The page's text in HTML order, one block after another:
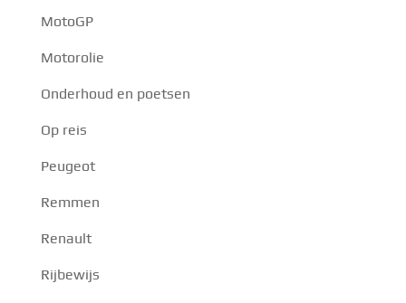
MotoGP
Motorolie
Onderhoud en poetsen
Op reis
Peugeot
Remmen
Renault
Rijbewijs